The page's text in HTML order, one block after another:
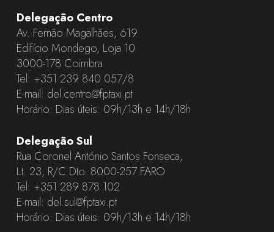
Delegação Centro
Av. Fernão Magalhães, 619
Edifício Mondego, Loja 10
3000-178 Coimbra
Tel: +351 239 840 057/8
E-mail: del.centro@fptaxi.pt
Horário: Dias úteis: 09h/13h e 14h/18h
Delegação Sul
Rua Coronel António Santos Fonseca,
Lt. 23, R/C Dto. 8000-257 FARO
Tel: +351 289 878 102
E-mail: del.sul@fptaxi.pt
Horário: Dias úteis: 09h/13h e 14h/18h